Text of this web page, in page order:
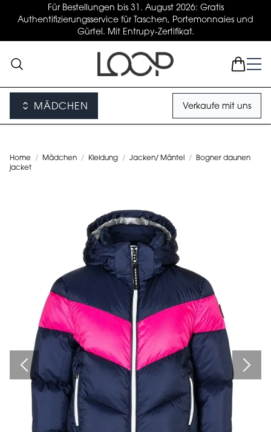
Für Bestellungen bis 31. August 2026: Gratis
Authentifizierungsservice für Taschen, Portemonnaies und
Gürtel. Mit Entrupy-Zertifikat.
MÄDCHEN Verkaufe mit uns
Home / Mädchen / Kleidung / Jacken/ Mäntel /
Bogner daunen
jacket